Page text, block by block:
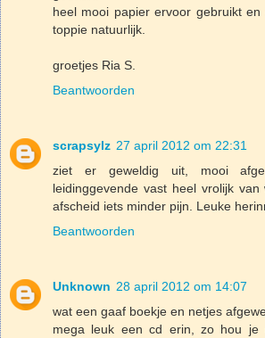
heel mooi papier ervoor gebruikt
toppie natuurlijk.
groetjes Ria S.
Beantwoorden
scrapsylz 27 april 2012 om 22:31
ziet er geweldig uit, mooi
leidinggevende vast heel vrolijk
afscheid iets minder pijn. Leuke
Beantwoorden
Unknown 28 april 2012 om 14:07
wat een gaaf boekje en netjes
mega leuk een cd erin, zo hou je